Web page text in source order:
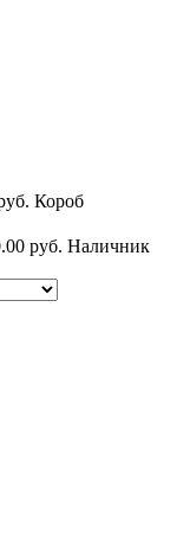
Короб
Наличник